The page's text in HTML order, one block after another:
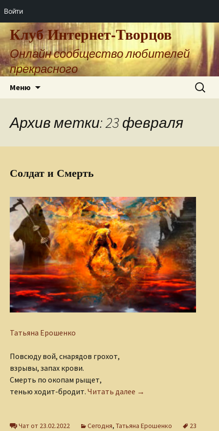
Войти
Клуб Интернет-Творцов
Онлайн сообщество любителей
прекрасного
Меню Найти:
Архив метки: 23 февраля
Солдат и Смерть
Татьяна Ерошенко
Повсюду вой, снарядов грохот,
взрывы, запах крови.
Смерть по окопам рыщет,
тенью ходит-бродит. Читать далее Солдат и Смерть
→
Чат от 23.02.2022 Сегодня, Татьяна Ерошенко
23